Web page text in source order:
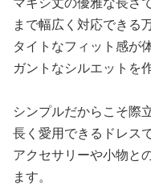
まで幅広く対応できる
タイトなフィット感が
ガントなシルエットを
シンプルだからこそ際
長く愛用できるドレスで
アクセサリーや小物と
ます。